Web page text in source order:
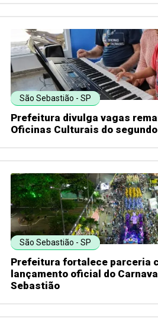
São Sebastião - SP
Prefeitura divulga vagas
Oficinas Culturais do
São Sebastião - SP
Prefeitura fortalece parceria
lançamento oficial do
Sebastião